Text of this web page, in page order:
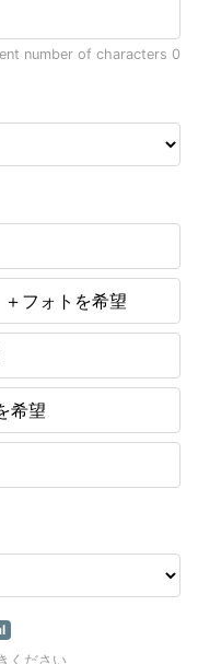
number of characters 0
フォトを希望
希望
ください